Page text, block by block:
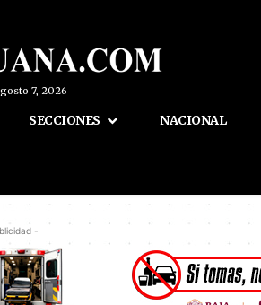
7, 2026
SECCIONES NACIONAL
-